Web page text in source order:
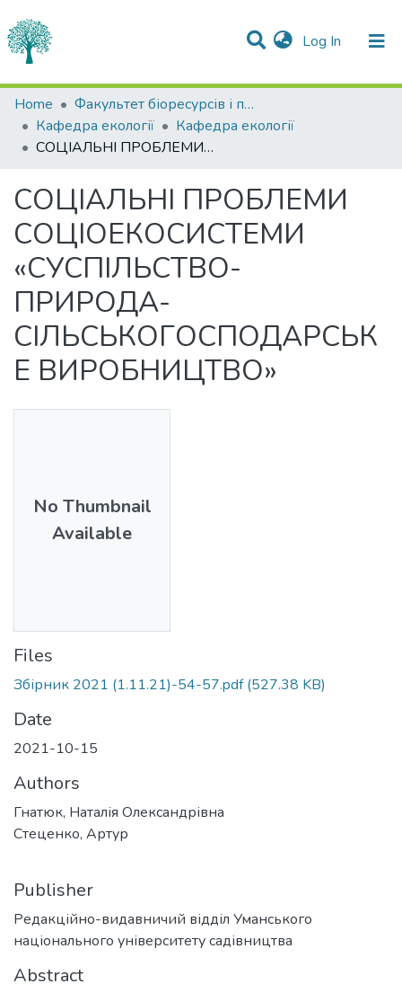
Log In (current)
Statistics
Communities & Collections
Home
Факультет біоресурсів і природокористування
Кафедра екології
Кафедра екології
СОЦІАЛЬНІ ПРОБЛЕМИ СОЦІОЕКОСИСТЕМИ «СУСПІЛЬСТВО-ПРИРОДА-СІЛЬСЬКОГОСПОДАРСЬКЕ ВИРОБНИЦТВО»
СОЦІАЛЬНІ ПРОБЛЕМИ
СОЦІОЕКОСИСТЕМИ
«СУСПІЛЬСТВО-
ПРИРОДА-
СІЛЬСЬКОГОСПОДАРСЬК
Е ВИРОБНИЦТВО»
No Thumbnail
Available
Files
Збірник 2021 (1.11.21)-54-57.pdf (527.38 KB)
Date
2021-10-15
Authors
Гнатюк, Наталія Олександрівна
Стеценко, Артур
Publisher
Редакційно-видавничий відділ Уманського
національного університету садівництва
Abstract